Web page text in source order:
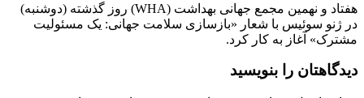
هفتاد و نهمین مجمع جهانی بهداشت (WHA) روز گذشته (دوشنبه)
در ژنو سوئیس با شعار «بازسازی سلامت جهانی: یک مسئولیت
مشترک» آغاز به کار کرد.
دیدگاهتان را بنویسید